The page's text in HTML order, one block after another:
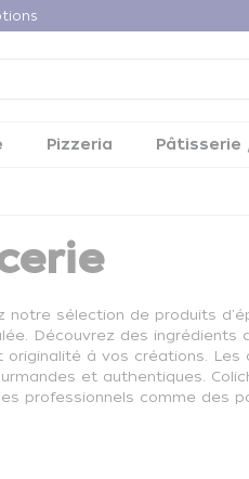
Pizzeria Pâtisserie
notre sélection de produits
Découvrez des
originalité à vos créations.
et authentiques.
professionnels comme des